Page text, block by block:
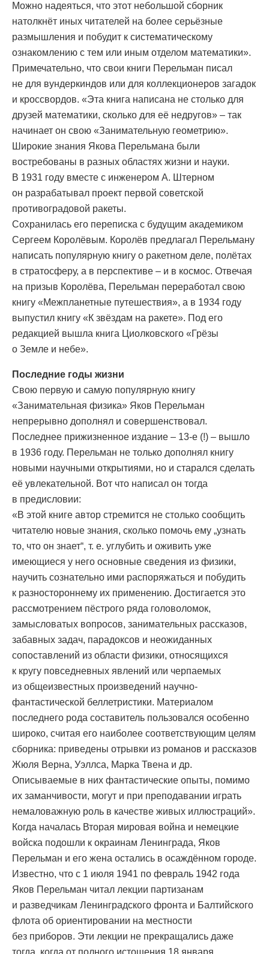
Можно надеяться, что этот небольшой сборник
натолкнёт иных читателей на более серьёзные
размышления и побудит к систематическому
ознакомлению с тем или иным отделом математики».
Примечательно, что свои книги Перельман писал
не для вундеркиндов или для коллекционеров загадок
и кроссвордов. «Эта книга написана не столько для
друзей математики, сколько для её недругов» – так
начинает он свою «Занимательную геометрию».
Широкие знания Якова Перельмана были
востребованы в разных областях жизни и науки.
В 1931 году вместе с инженером А. Штерном
он разрабатывал проект первой советской
противоградовой ракеты.
Сохранилась его переписка с будущим академиком
Сергеем Королёвым. Королёв предлагал Перельману
написать популярную книгу о ракетном деле, полётах
в стратосферу, а в перспективе – и в космос. Отвечая
на призыв Королёва, Перельман переработал свою
книгу «Межпланетные путешествия», а в 1934 году
выпустил книгу «К звёздам на ракете». Под его
редакцией вышла книга Циолковского «Грёзы
о Земле и небе».
Последние годы жизни
Свою первую и самую популярную книгу
«Занимательная физика» Яков Перельман
непрерывно дополнял и совершенствовал.
Последнее прижизненное издание – 13-е (!) – вышло
в 1936 году. Перельман не только дополнял книгу
новыми научными открытиями, но и старался сделать
её увлекательной. Вот что написал он тогда
в предисловии:
«В этой книге автор стремится не столько сообщить
читателю новые знания, сколько помочь ему „узнать
то, что он знает“, т. е. углубить и оживить уже
имеющиеся у него основные сведения из физики,
научить сознательно ими распоряжаться и побудить
к разностороннему их применению. Достигается это
рассмотрением пёстрого ряда головоломок,
замысловатых вопросов, занимательных рассказов,
забавных задач, парадоксов и неожиданных
сопоставлений из области физики, относящихся
к кругу повседневных явлений или черпаемых
из общеизвестных произведений научно-
фантастической беллетристики. Материалом
последнего рода составитель пользовался особенно
широко, считая его наиболее соответствующим целям
сборника: приведены отрывки из романов и рассказов
Жюля Верна, Уэллса, Марка Твена и др.
Описываемые в них фантастические опыты, помимо
их заманчивости, могут и при преподавании играть
немаловажную роль в качестве живых иллюстраций».
Когда началась Вторая мировая война и немецкие
войска подошли к окраинам Ленинграда, Яков
Перельман и его жена остались в осаждённом городе.
Известно, что с 1 июля 1941 по февраль 1942 года
Яков Перельман читал лекции партизанам
и разведчикам Ленинградского фронта и Балтийского
флота об ориентировании на местности
без приборов. Эти лекции не прекращались даже